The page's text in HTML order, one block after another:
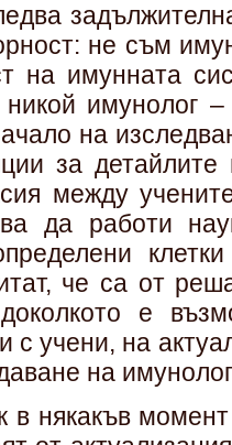
не съм
на имунната
имунолог
на
за
между
да работи
че са от
е
с учени, на
на
в някакъв